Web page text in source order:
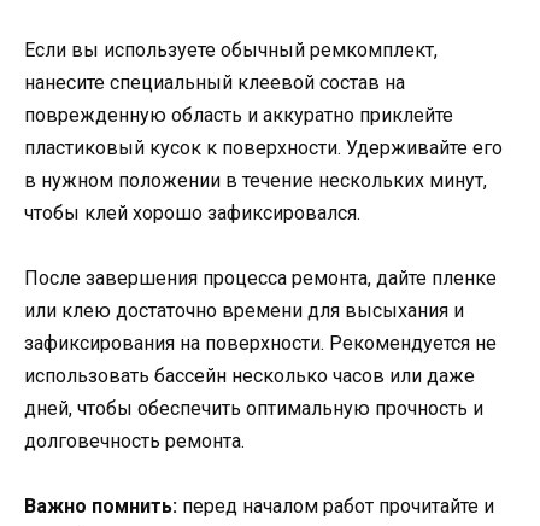
Если вы используете обычный ремкомплект,
нанесите специальный клеевой состав на
поврежденную область и аккуратно приклейте
пластиковый кусок к поверхности. Удерживайте его
в нужном положении в течение нескольких минут,
чтобы клей хорошо зафиксировался.
После завершения процесса ремонта, дайте пленке
или клею достаточно времени для высыхания и
зафиксирования на поверхности. Рекомендуется не
использовать бассейн несколько часов или даже
дней, чтобы обеспечить оптимальную прочность и
долговечность ремонта.
Важно помнить: перед началом работ прочитайте и